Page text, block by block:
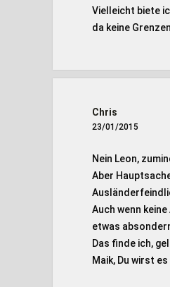
Vielleicht biete
da keine
Chris
23/01/2015
Nein Leon,
Aber
Auch wenn
etwas
Das finde ich,
Maik, Du wirst